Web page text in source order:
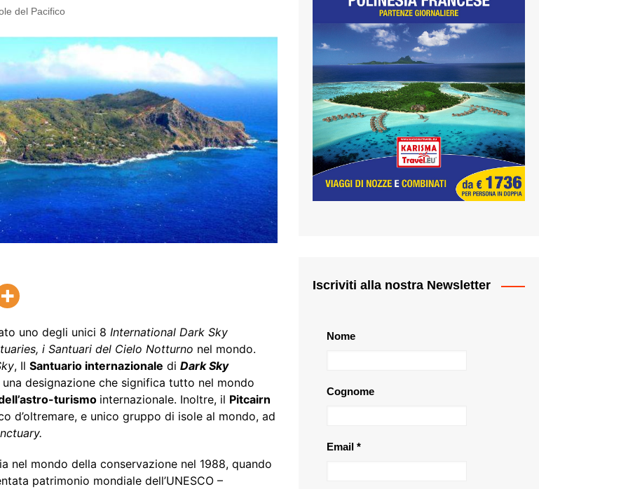
del Pacifico
uno degli unici 8 International Dark Sky
i Santuari del Cielo Notturno nel mondo.
, Il Santuario internazionale di Dark Sky
designazione che significa tutto nel mondo
turismo internazionale. Inoltre, il Pitcairn
d’oltremare, e unico gruppo di isole al mondo, ad
nel mondo della conservazione nel 1988, quando
patrimonio mondiale dell’UNESCO –
Iscriviti alla nostra Newsletter
Nome
Cognome
Email *